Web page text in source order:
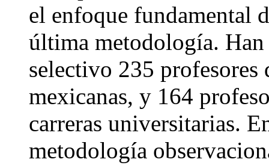
el enfoque fundamental
última metodología.
selectivo 235 profesores
mexicanas, y 164
carreras universitarias.
metodología